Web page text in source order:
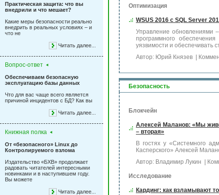
Практическая защита: что вы
внедрили и что мешает?
Какие меры безопасности реально
внедрить в реальных условиях – и
что не
Читать далее...
Вопрос-ответ
Обеспечиваем безопасную
эксплуатацию базы данных
Что для вас чаще всего является
причиной инцидентов с БД? Как вы
Читать далее...
Книжная полка
От «безопасного» Linux до
Контролируемого взлома
Издательство «БХВ» продолжает
радовать читателей интересными
новинками и в наступившем году.
Вы можете
Читать далее...
Оптимизация
WSUS 2016 с SQL Server
Управление обновлениями
программного
уязвимости и обеспечивать
Автор: Юрий Князев
|
Безопасность
Блокчейн
Алексей Маланов: «Мы
– вторая»
В гостях у «Системного
Касперского» Алексей
Автор: Владимир Лукин
|
Исследование
Кардинг: как взламывают